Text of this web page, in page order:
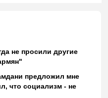
не просили другие
предложил мне
что социализм - не